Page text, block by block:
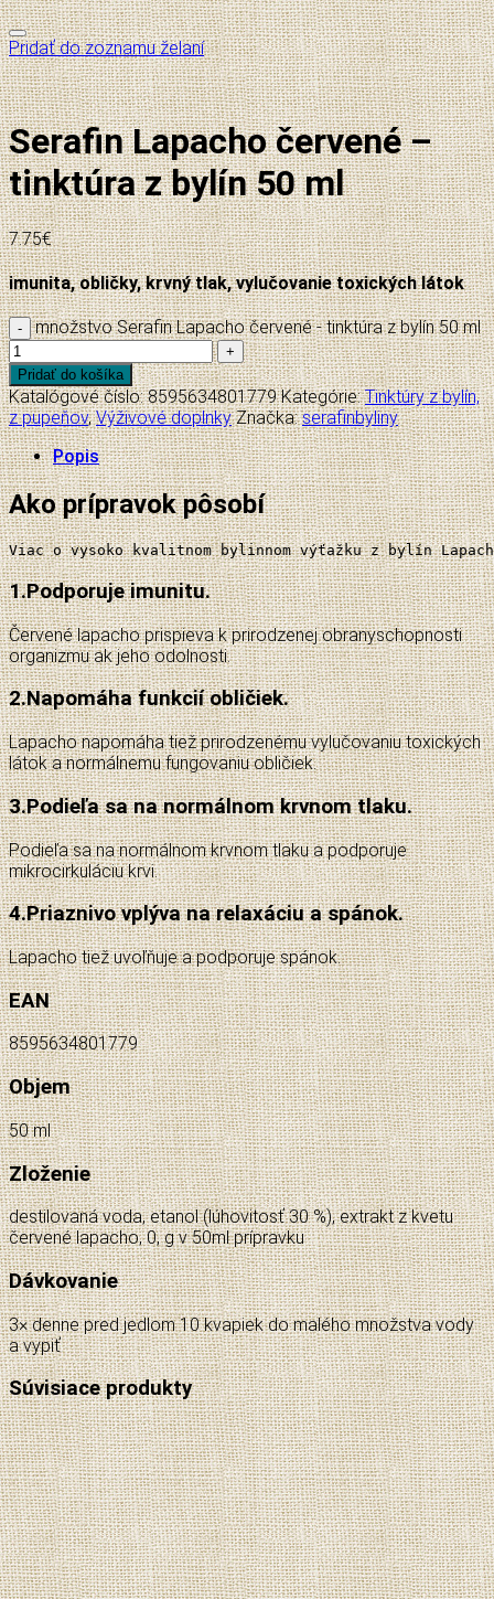
Pridať do zoznamu želaní
Serafin Lapacho červené –
tinktúra z bylín 50 ml
7.75€
imunita, obličky, krvný tlak, vylučovanie toxických látok
množstvo Serafin Lapacho červené - tinktúra z bylín 50 ml
Pridať do košíka
Katalógové číslo:8595634801779 Kategórie:Tinktúry z bylín,
z pupeňov,Výživové doplnky Značka:serafinbyliny
Popis
Ako prípravok pôsobí
Viac o vysoko kvalitnom bylinnom výťažku z bylín
1.Podporuje imunitu.
Červené lapacho prispieva k prirodzenej obranyschopnosti
organizmu ak jeho odolnosti.
2.Napomáha funkcií obličiek.
Lapacho napomáha tiež prirodzenému vylučovaniu toxických
látok a normálnemu fungovaniu obličiek.
3.Podieľa sa na normálnom krvnom tlaku.
Podieľa sa na normálnom krvnom tlaku a podporuje
mikrocirkuláciu krvi.
4.Priaznivo vplýva na relaxáciu a spánok.
Lapacho tiež uvoľňuje a podporuje spánok.
EAN
8595634801779
Objem
50 ml
Zloženie
destilovaná voda, etanol (lúhovitosť 30 %), extrakt z kvetu
červené lapacho, 0, g v 50ml prípravku
Dávkovanie
3× denne pred jedlom 10 kvapiek do malého množstva vody
a vypiť
Súvisiace produkty